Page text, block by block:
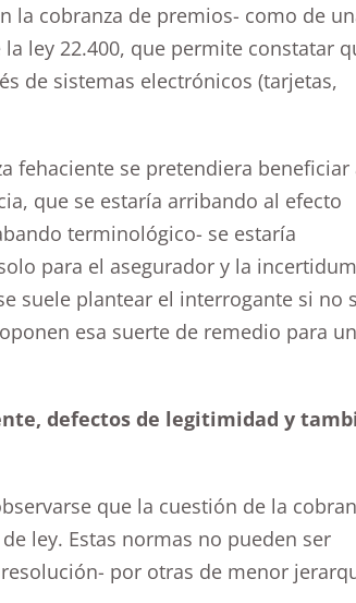
la cobranza de premios- como de
ley 22.400, que permite constatar
de sistemas electrónicos (tarjetas,
fehaciente se pretendiera beneficiar
que se estaría arribando al efecto
terminológico- se estaría
para el asegurador y la
suele plantear el interrogante si no
esa suerte de remedio para
defectos de legitimidad y
que la cuestión de la
ley. Estas normas no pueden ser
por otras de menor